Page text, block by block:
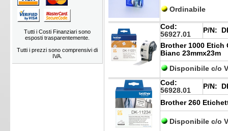
Tutti i Costi Finanziari sono
esposti trasparentemente.
Tutti i prezzi sono comprensivi di
IVA.
Ordinabile
Cod:
56927.01
P/N:
Brother 1000 Etich
Bianc 23mmx23m
Disponibile c/o
Cod:
56928.01
P/N:
Brother 260
Disponibile c/o